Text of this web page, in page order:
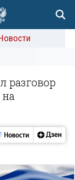
разговор